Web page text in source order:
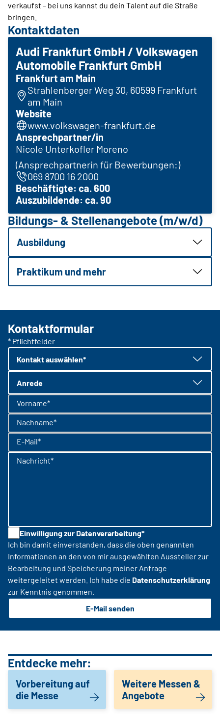
verkaufst – bei uns kannst du dein Talent auf die Straße
bringen.
Kontaktdaten
Audi Frankfurt GmbH / Volkswagen
Automobile Frankfurt GmbH
Frankfurt am Main
Strahlenberger Weg 30, 60599 Frankfurt
am Main
Website
www.volkswagen-frankfurt.de
Ansprechpartner/in
Nicole Unterkofler Moreno
(Ansprechpartnerin für Bewerbungen:)
069 8700 16 2000
Beschäftigte: ca. 600
Auszubildende: ca. 90
Bildungs- & Stellenangebote (m/w/d)
Ausbildung
Praktikum und mehr
Kontaktformular
* Pflichtfelder
Kontakt auswählen*
Anrede
Vorname*
Nachname*
E-Mail*
Nachricht*
Einwilligung zur Datenverarbeitung*
Ich bin damit einverstanden, dass die oben genannten
Informationen an den von mir ausgewählten Aussteller zur
Bearbeitung und Speicherung meiner Anfrage
weitergeleitet werden. Ich habe die Datenschutzerklärung
zur Kenntnis genommen.
E-Mail senden
Entdecke mehr:
Vorbereitung auf
die Messe
Weitere Messen &
Angebote